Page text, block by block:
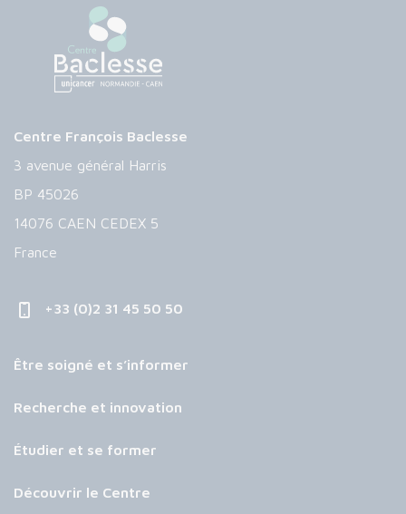
Centre François Baclesse
3 avenue général Harris
BP 45026
14076 CAEN CEDEX 5
France
+33 (0)2 31 45 50 50
Être soigné et s’informer
Recherche et innovation
Étudier et se former
Découvrir le Centre